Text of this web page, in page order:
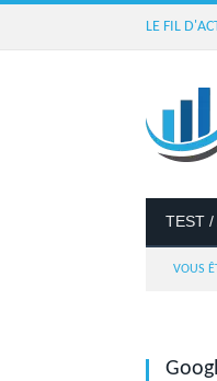
LE FIL
TEST /
VOUS